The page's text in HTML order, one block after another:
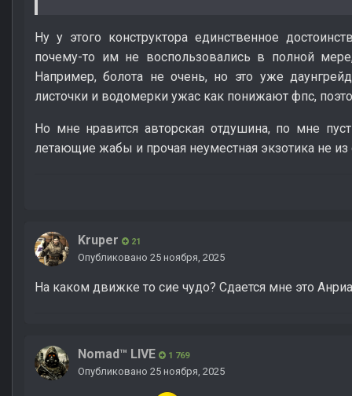
Ну у этого конструктора единственное
почему-то им не воспользовались в полной
Например, болота не очень, но это уже
листочки и водомерки ужас как понижают фпс,
Но мне нравится авторская отдушина, по мне
летающие жабы и прочая неуместная экзотика не из
Kruper 21
Опубликовано 25 ноября, 2025
На каком движке то сие чудо? Сдается мне это
Nomad™ LIVE 1 769
Опубликовано 25 ноября, 2025